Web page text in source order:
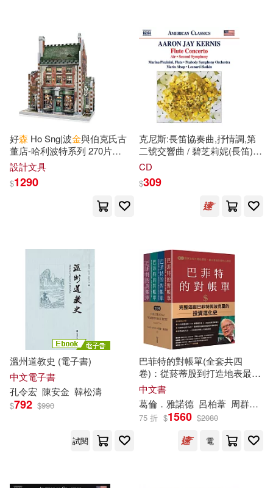
查爾斯∙狄更司(1)
柯南∙道爾(1)
（英）金-史密斯(1)
Deutsche Grammophon(2)
墨刻(2)
感電出版(2) 水滴文化(2)
社會科學文獻出版社(2)
AVI(1) Accentus(1)
Capriccio(1)
Chandos(1) Hanssler(1)
ICA Classics(1) Oehms(1)
Ondine(1) SONY MUSIC(1)
Universal(1) 上揚(1)
中國長安出版社(1)
博樂伯樂(1) 新世界出版社(1)
可海外宅配(79)
可港澳店取(66)
可新加坡店取(57)
可菲律賓店取(69)
適合手機平板閱讀(3)
適合平板閱讀(1)
(可複選)
現在可購買商品(27)
價格
好森 Ho Sng|波金與伯克氏古
董店-哈利波特系列 270片
Wrebbit 3D拼圖
設計文具
$1290
克尼斯:長笛協奏曲,抒情調,第
二號交響曲 / 碧芝莉妮(長笛),
阿爾索普(指揮),
Flute Concerto, Air, Second
Symphony / Piccinini
CD
$309
溫州道教史 (電子書)
中文電子書
孔令宏 陳安金 韓松濤
$792 $990
試閱
巴菲特的對帳單(全套共四
卷)：從菸蒂股到打造地表最強
現金帝國，巴菲特與波克夏的
價值投資進化
史
中文書
葛倫．雅諾德 呂柏葦 周群英
75 折 $1560 $2080
電